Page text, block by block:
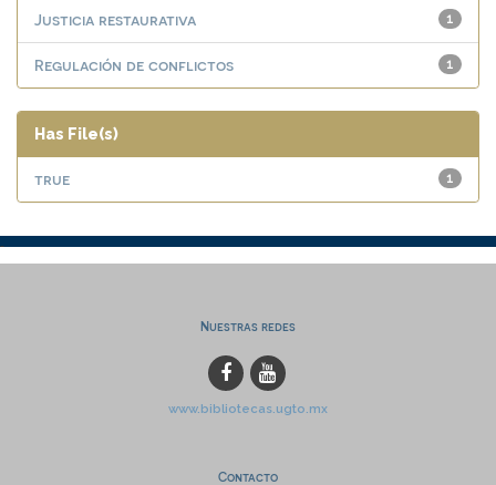
1
Justicia restaurativa
1
Regulación de conflictos
Has File(s)
1
true
Nuestras redes
www.bibliotecas.ugto.mx
Contacto